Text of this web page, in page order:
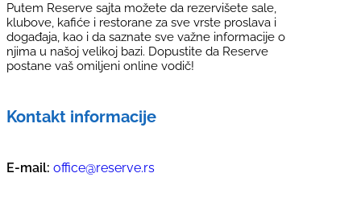
Putem Reserve sajta možete da rezervišete sale,
klubove, kafiće i restorane za sve vrste proslava i
događaja, kao i da saznate sve važne informacije o
njima u našoj velikoj bazi. Dopustite da Reserve
postane vaš omiljeni online vodič!
Kontakt informacije
E-mail: office@reserve.rs